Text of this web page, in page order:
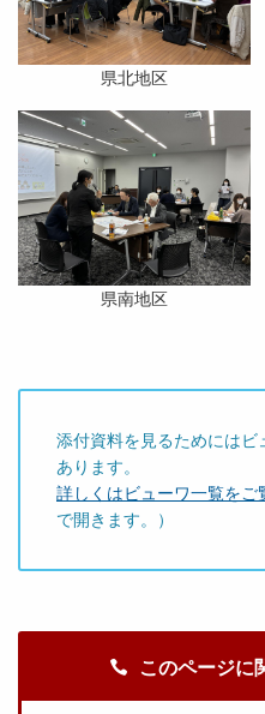
県北地区
県南地区
添付資料を見るためには
あります。
詳しくはビューワ一覧をご
で開きます。）
このページに